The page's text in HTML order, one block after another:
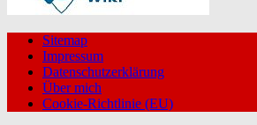
Sitemap
Impressum
Datenschutzerklärung
Über mich
Cookie-Richtlinie (EU)